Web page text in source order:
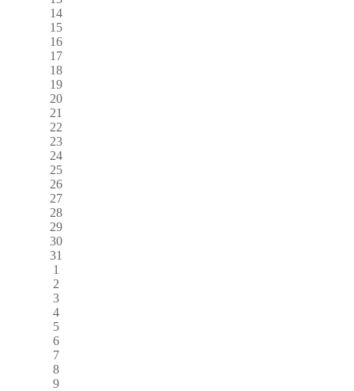
14
15
16
17
18
19
20
21
22
23
24
25
26
27
28
29
30
31
1
2
3
4
5
6
7
8
9